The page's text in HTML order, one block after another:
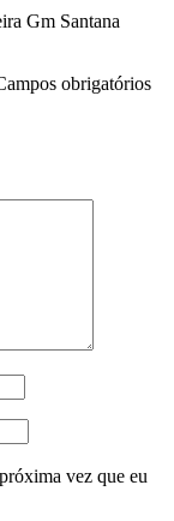
Gm Santana
obrigatórios
vez que eu